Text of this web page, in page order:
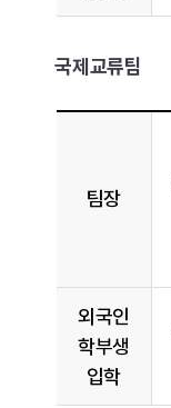
국제교류팀
팀장
외국인
학부생
입학